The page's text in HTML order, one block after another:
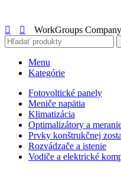
WorkGroups
Menu
Kategórie
Fotovoltické panely
Meniče napätia
Klimatizácia
Optimalizátory a
Prvky konštrukčnej
Rozvádzače a istenie
Vodiče a elektrické